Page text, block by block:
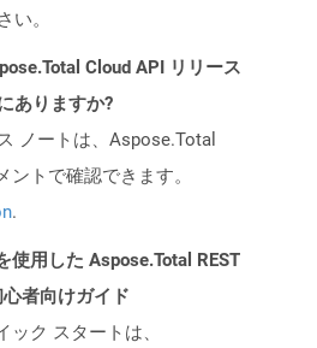
い。
Cloud API リリース
ありますか?
ノートは、Aspose.Total
ントで確認できます。
.
使用した Aspose.Total REST
者向けガイド
ック スタートは、